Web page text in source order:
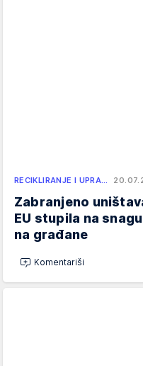
RECIKLIRANJE I UPRA…
Zabranjeno
EU stupila na
na građane
Komentariši